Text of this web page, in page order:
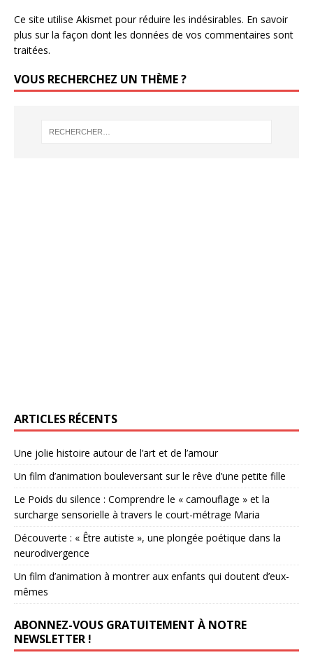
Ce site utilise Akismet pour réduire les indésirables. En savoir
plus sur la façon dont les données de vos commentaires sont
traitées.
VOUS RECHERCHEZ UN THÈME ?
ARTICLES RÉCENTS
Une jolie histoire autour de l’art et de l’amour
Un film d’animation bouleversant sur le rêve d’une petite fille
Le Poids du silence : Comprendre le « camouflage » et la
surcharge sensorielle à travers le court-métrage Maria
Découverte : « Être autiste », une plongée poétique dans la
neurodivergence
Un film d’animation à montrer aux enfants qui doutent d’eux-
mêmes
ABONNEZ-VOUS GRATUITEMENT À NOTRE
NEWSLETTER !